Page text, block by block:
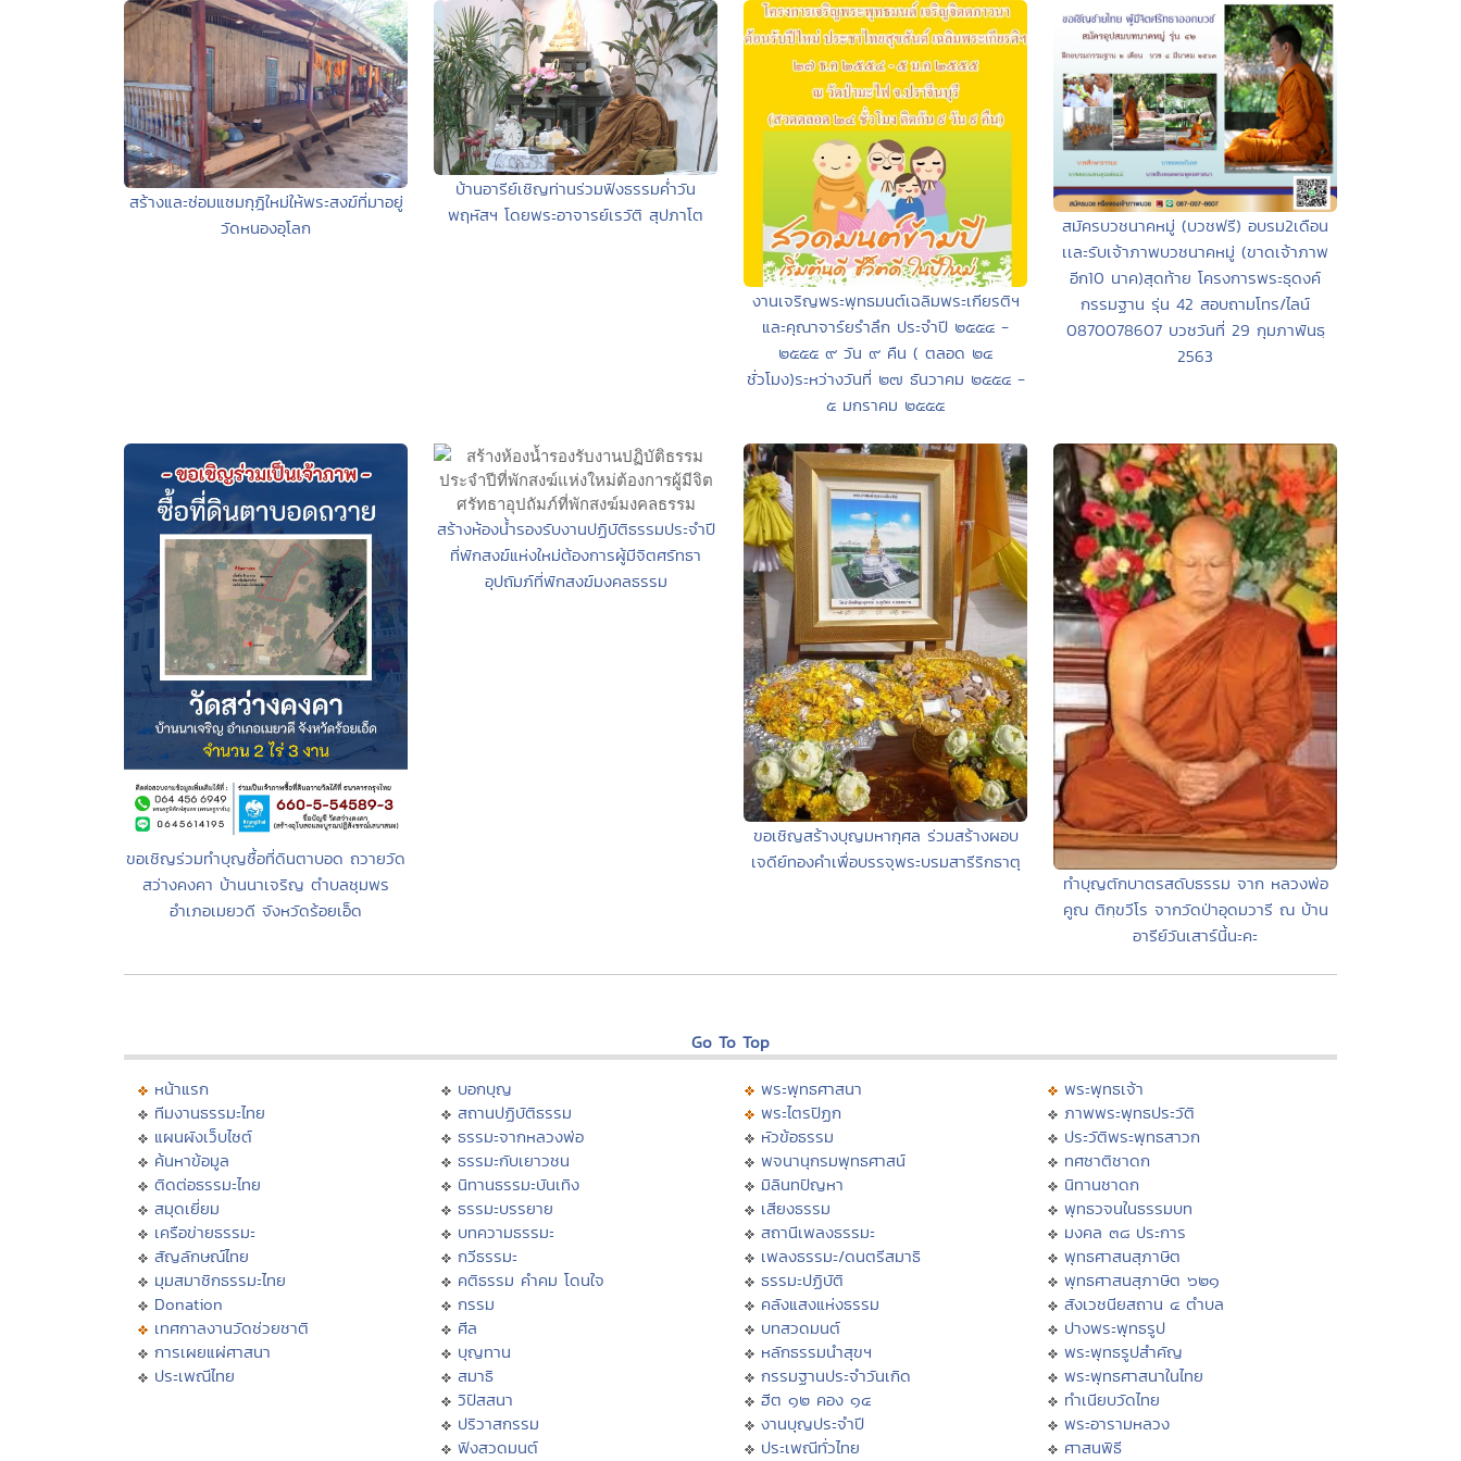
สร้างและซ่อมแซมกุฎิใหม่ให้พระสงฆ์ที่มาอยู่
วัดหนองอุโลก
บ้านอารีย์เชิญท่านร่วมฟังธรรมค่ำวัน
พฤหัสฯ โดยพระอาจารย์เรวัติ สุปภาโต
งานเจริญพระพุทธมนต์เฉลิมพระเกียรติฯ
และคุณาจาร์ยรำลึก ประจำปี ๒๕๕๔ -
๒๕๕๕ ๙ วัน ๙ คืน ( ตลอด ๒๔
ชั่วโมง)ระหว่างวันที่ ๒๗ ธันวาคม ๒๕๕๔ -
๕ มกราคม ๒๕๕๕
สมัครบวชนาคหมู่ (บวชฟรี) อบรม2เดือน
เเละรับเจ้าภาพบวชนาคหมู่ (ขาดเจ้าภาพ
อีก10 นาค)สุดท้าย โครงการพระธุดงค์
กรรมฐาน รุ่น 42 สอบถามโทร/ไลน์
0870078607 บวชวันที่ 29 กุมภาพันธฺ
2563
ขอเชิญร่วมทำบุญซื้อที่ดินตาบอด ถวายวัด
สว่างคงคา บ้านนาเจริญ ตำบลชุมพร
อำเภอเมยวดี จังหวัดร้อยเอ็ด
สร้างห้องน้ำรองรับงานปฏิบัติธรรมประจำปี
ที่พักสงฆ์แห่งใหม่ต้องการผู้มีจิตศรัทธา
อุปถัมภ์ที่พักสงฆ์มงคลธรรม
ขอเชิญสร้างบุญมหากุศล ร่วมสร้างผอบ
เจดีย์ทองคำเพื่อบรรจุพระบรมสารีริกธาตุ
ทำบุญตักบาตรสดับธรรม จาก หลวงพ่อ
คูณ ติกฺขวีโร จากวัดป่าอุดมวารี ณ บ้าน
อารีย์วันเสาร์นี้นะคะ
Go To Top
หน้าแรก
ทีมงานธรรมะไทย
แผนผังเว็บไซต์
ค้นหาข้อมูล
ติดต่อธรรมะไทย
สมุดเยี่ยม
เครือข่ายธรรมะ
สัญลักษณ์ไทย
มุมสมาชิกธรรมะไทย
Donation
เทศกาลงานวัดช่วยชาติ
การเผยแผ่ศาสนา
ประเพณีไทย
บอกบุญ
สถานปฏิบัติธรรม
ธรรมะจากหลวงพ่อ
ธรรมะกับเยาวชน
นิทานธรรมะบันเทิง
ธรรมะบรรยาย
บทความธรรมะ
กวีธรรมะ
คติธรรม คำคม โดนใจ
กรรม
ศีล
บุญทาน
สมาธิ
วิปัสสนา
ปริวาสกรรม
ฟังสวดมนต์
พระพุทธศาสนา
พระไตรปิฏก
หัวข้อธรรม
พจนานุกรมพุทธศาสน์
มิลินทปัญหา
เสียงธรรม
สถานีเพลงธรรมะ
เพลงธรรมะ/ดนตรีสมาธิ
ธรรมะปฏิบัติ
คลังแสงแห่งธรรม
บทสวดมนต์
หลักธรรมนำสุขฯ
กรรมฐานประจำวันเกิด
ฮีต ๑๒ คอง ๑๔
งานบุญประจำปี
ประเพณีทั่วไทย
พระพุทธเจ้า
ภาพพระพุทธประวัติ
ประวัติพระพุทธสาวก
ทศชาติชาดก
นิทานชาดก
พุทธวจนในธรรมบท
มงคล ๓๘ ประการ
พุทธศาสนสุภาษิต
พุทธศาสนสุภาษิต ๖๒๑
สังเวชนียสถาน ๔ ตำบล
ปางพระพุทธรูป
พระพุทธรูปสำคัญ
พระพุทธศาสนาในไทย
ทำเนียบวัดไทย
พระอารามหลวง
ศาสนพิธี